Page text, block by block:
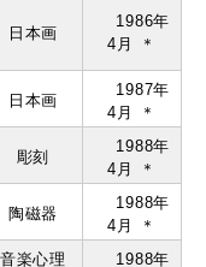
⽇本画
1986年
4月 ＊
⽇本画
1987年
4月 ＊
彫刻
1988年
4月 ＊
陶磁器
1988年
4月 ＊
⾳楽⼼理
1988年